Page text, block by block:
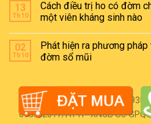
13
Th10
Cách điều trị ho có đờm
một viên kháng sinh nào
02
Th10
Phát hiện ra phương
đờm sổ mũi
Mã vạch sản phẩm:
6735/2017/ATTP-XNCB Số